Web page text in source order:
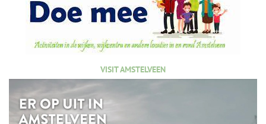
VISIT AMSTELVEEN